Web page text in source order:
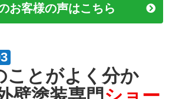
お客様の声はこちら
ことがよく分か